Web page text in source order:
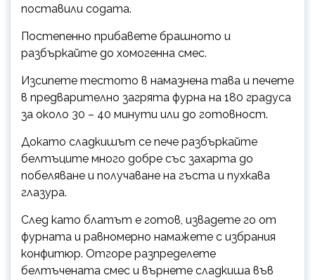
поставили содата.
Постепенно прибавете брашното и
разбъркайте до хомогенна смес.
Изсипете тестото в намазнена тава и печете
в предварително загрята фурна на 180 градуса
за около 30 – 40 минути или до готовност.
Докато сладкишът се пече разбъркайте
белтъците много добре със захарта до
побеляване и получаване на гъста и пухкава
глазура.
След като блатът е готов, извадете го от
фурната и равномерно намажете с избрания
конфитюр. Отгоре разпределете
белтъчената смес и върнете сладкиша във